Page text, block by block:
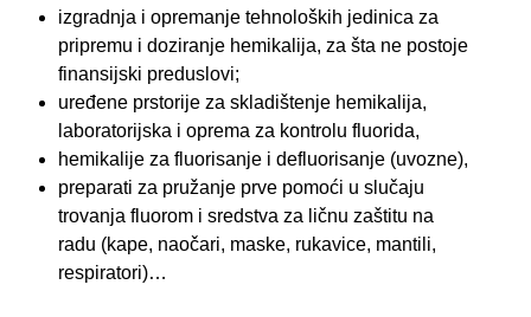
izgradnja i opremanje tehnoloških jedinica za
pripremu i doziranje hemikalija, za šta ne postoje
finansijski preduslovi;
uređene prstorije za skladištenje hemikalija,
laboratorijska i oprema za kontrolu fluorida,
hemikalije za fluorisanje i defluorisanje (uvozne),
preparati za pružanje prve pomoći u slučaju
trovanja fluorom i sredstva za ličnu zaštitu na
radu (kape, naočari, maske, rukavice, mantili,
respiratori)…